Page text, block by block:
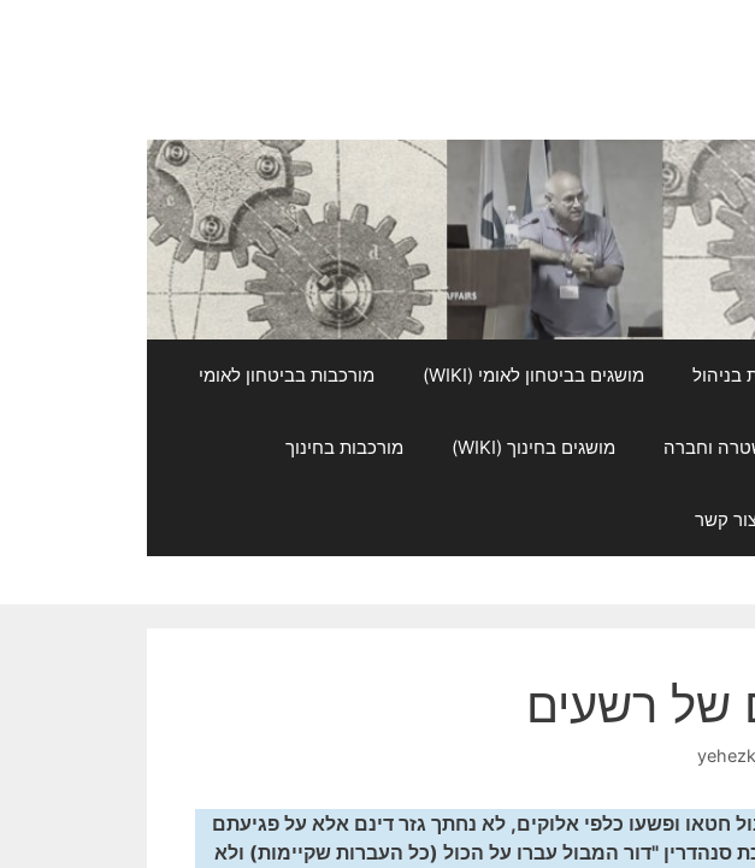
בניהול מושגים בביטחון לאומי (WIKI) מורכבות בביטחון לאומי
וחברה מושגים בחינוך (WIKI) מורכבות בחינוך
קשר
של רשעים
חטאו ופשעו כלפי אלוקים, לא נחתך גזר דינם אלא על פגיעתם
סנהדרין "דור המבול עברו על הכול (כל העברות שקיימות) ולא